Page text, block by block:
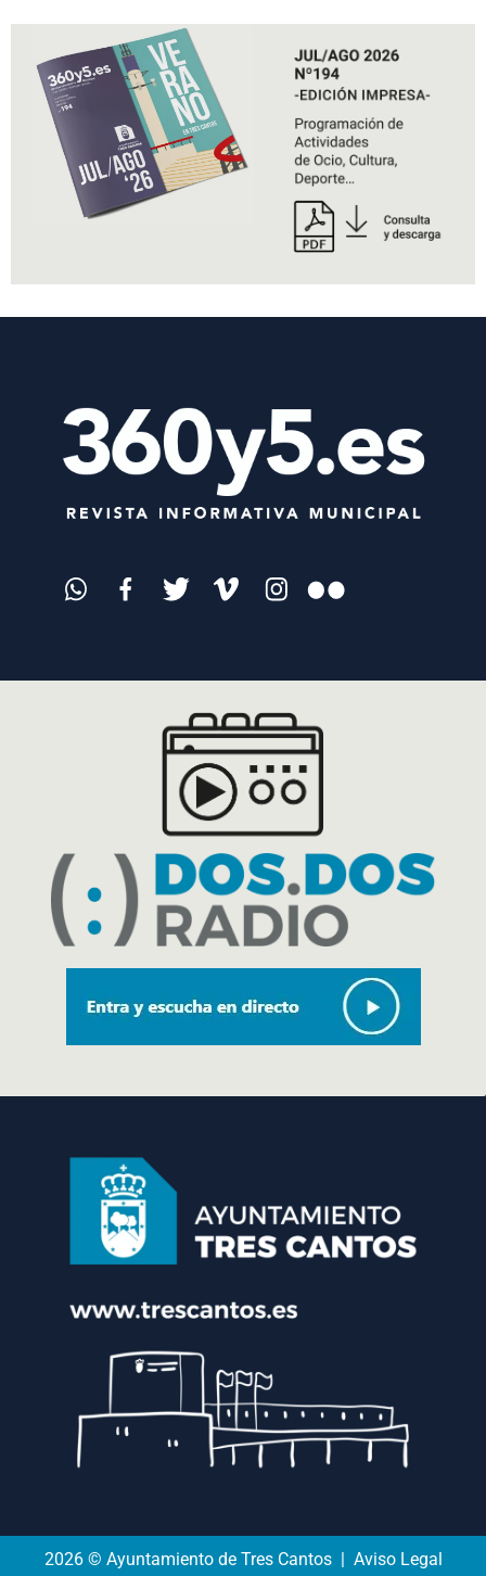
2026 © Ayuntamiento de Tres Cantos | Aviso Legal